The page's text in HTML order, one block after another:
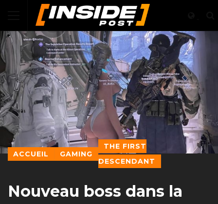
ACCUEIL GAMING
THE FIRST
DESCENDANT
Nouveau boss dans la